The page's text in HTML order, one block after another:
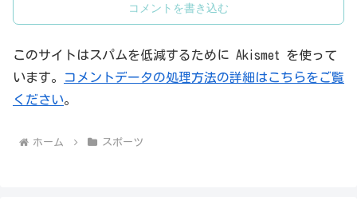
コメントを書き込む
このサイトはスパムを低減するために Akismet を使って
います。
コメントデータの処理方法の詳細はこちらをご覧
ください。
ホーム スポーツ